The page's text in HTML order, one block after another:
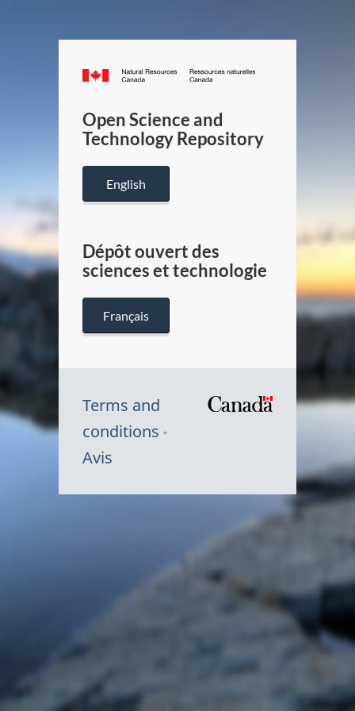
Canada.ca
/
Canada
Open Science and
Technology Repository
English
Dépôt ouvert des
sciences et technologie
Français
Terms and
conditions
Avis
du